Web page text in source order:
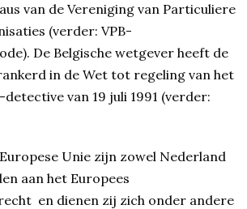
van de Vereniging van Particuliere
(verder: VPB-
De Belgische wetgever heeft de
in de Wet tot regeling van het
van 19 juli 1991 (verder:
Unie zijn zowel Nederland
aan het Europees
en dienen zij zich onder andere